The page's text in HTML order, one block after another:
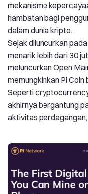
mekanisme
hambatan bagi
dalam dunia kripto.
Sejak diluncurkan
menarik lebih dari 30
meluncurkan Open
memungkinkan Pi
Seperti cryptocurrency
akhirnya bergantung
aktivitas